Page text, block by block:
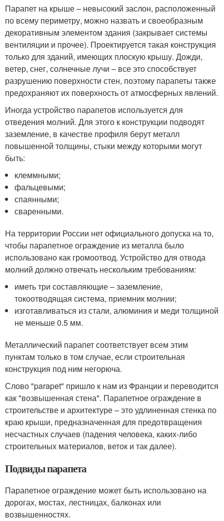
Парапет на крыше – невысокий заслон, расположенный
по всему периметру, можно назвать и своеобразным
декоративным элементом здания (закрывает системы
вентиляции и прочее). Проектируется такая конструкция
только для зданий, имеющих плоскую крышу. Дожди,
ветер, снег, солнечные лучи – все это способствует
разрушению поверхности стен, поэтому парапеты также
предохраняют их поверхность от атмосферных явлений.
Иногда устройство парапетов используется для
отведения молний. Для этого к конструкции подводят
заземление, в качестве профиля берут металл
повышенной толщины, стыки между которыми могут
быть:
клеммными;
фальцевыми;
спаянными;
сваренными.
На территории России нет официального допуска на то,
чтобы парапетное ограждение из металла было
использовано как громоотвод. Устройство для отвода
молний должно отвечать нескольким требованиям:
иметь три составляющие – заземление,
токоотводящая система, приемник молнии;
изготавливаться из стали, алюминия и меди толщиной
не меньше 0.5 мм.
Металлический парапет соответствует всем этим
пунктам только в том случае, если строительная
конструкция под ним негорюча.
Слово "parapet" пришло к нам из Франции и переводится
как "возвышенная стена". Парапетное ограждение в
строительстве и архитектуре – это удлиненная стенка по
краю крыши, предназначенная для предотвращения
несчастных случаев (падения человека, каких-либо
строительных материалов, веток и так далее).
Подвиды парапета
Парапетное ограждение может быть использовано на
дорогах, мостах, лестницах, балконах или
возвышенностях.